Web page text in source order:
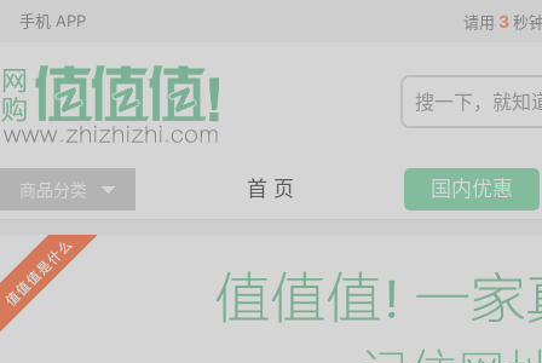
手机 APP 请用 3 秒
商品分类 首 页 国内优惠